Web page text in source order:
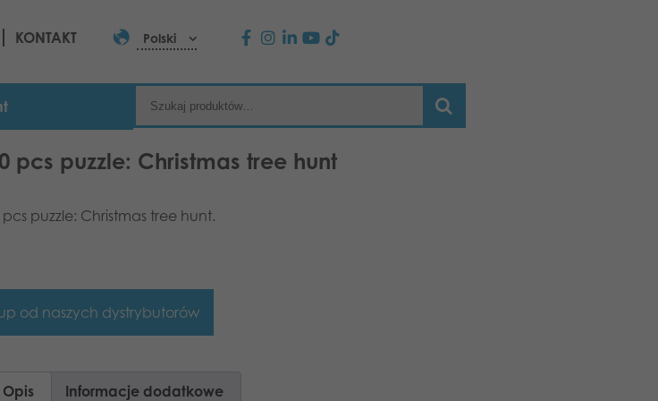
KONTAKT Polski
pcs puzzle: Christmas tree hunt
pcs puzzle: Christmas tree hunt.
od naszych dystrybutorów
Opis Informacje dodatkowe